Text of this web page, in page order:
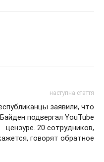
наступна стаття
заявили, что
Байден подвергал YouTube
цензуре. 20 сотрудников,
говорят обратное